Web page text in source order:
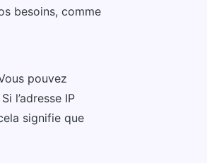
besoins, comme
pouvez
l’adresse IP
signifie que